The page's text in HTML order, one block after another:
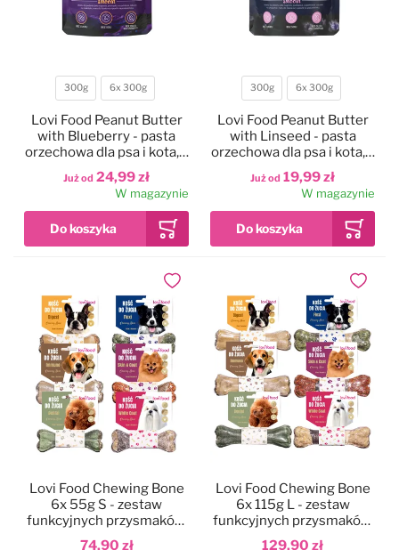
Waga
300g 6x 300g
Już od 24,99 zł
Lovi Food Peanut Butter
with Blueberry - pasta
orzechowa dla psa i kota, z
borówkami
W magazynie
Waga
300g 6x 300g
Już od 19,99 zł
Lovi Food Peanut Butter
with Linseed - pasta
orzechowa dla psa i kota, z
siemieniem lnianym
W magazynie
74,90 zł
Lovi Food Chewing Bone
6x 55g S - zestaw
funkcyjnych przysmaków,
kości do żucia dla psa
Dodaj do ulubionych
129,90 zł
Lovi Food Chewing Bone
6x 115g L - zestaw
funkcyjnych przysmaków,
kości do żucia dla psa
Dodaj